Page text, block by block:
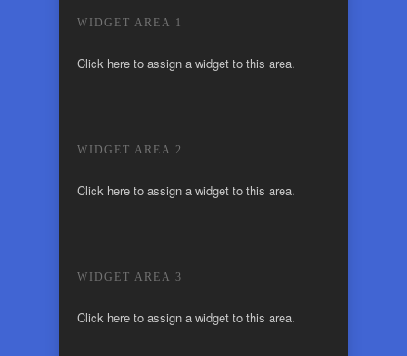
WIDGET AREA 1
Click here to assign a widget to this area.
WIDGET AREA 2
Click here to assign a widget to this area.
WIDGET AREA 3
Click here to assign a widget to this area.